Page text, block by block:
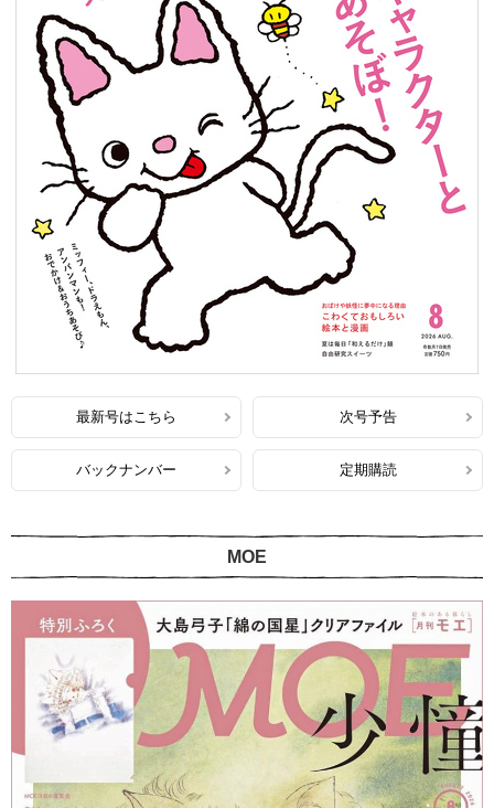
最新号はこちら 次号予告
バックナンバー 定期購読
MOE